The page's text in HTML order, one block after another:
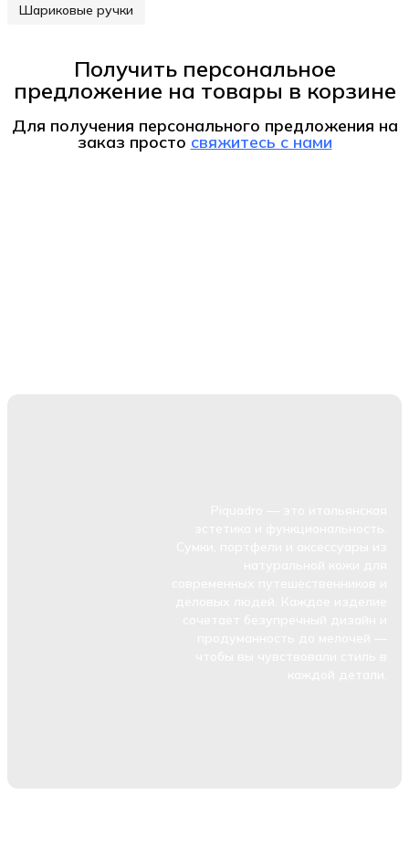
Шариковые ручки
Получить персональное
предложение на товары в корзине
Для получения персонального предложения на
заказ просто свяжитесь с нами